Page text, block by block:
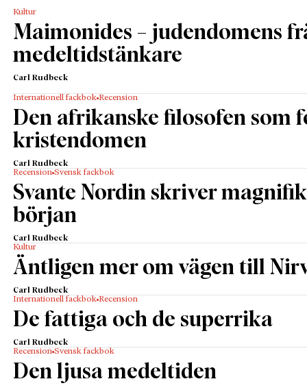
Kultur
Maimonides – judendomens
medeltidstänkare
Carl Rudbeck
Internationell fackbok Recension
Den afrikanske filosofen som
kristendomen
Carl Rudbeck
Recension Svensk fackbok
Svante Nordin skriver
början
Carl Rudbeck
Kultur
Äntligen mer om vägen till
Carl Rudbeck
Internationell fackbok Recension
De fattiga och de superrika
Carl Rudbeck
Recension Svensk fackbok
Den ljusa medeltiden